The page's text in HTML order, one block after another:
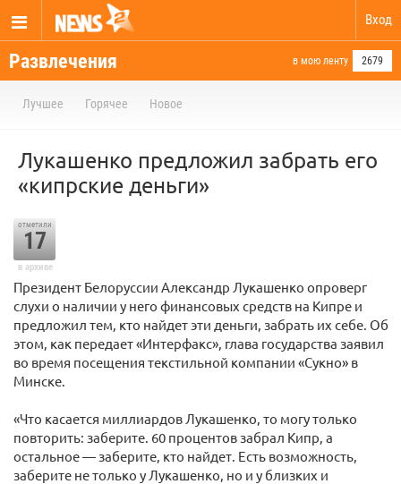
Вход
Развлечения в мою ленту 2679
Лучшее Горячее Новое
Лукашенко предложил забрать его
«кипрские деньги»
отметили
17
в архиве
Президент Белоруссии Александр Лукашенко опроверг
слухи о наличии у него финансовых средств на Кипре и
предложил тем, кто найдет эти деньги, забрать их себе. Об
этом, как передает «Интерфакс», глава государства заявил
во время посещения текстильной компании «Сукно» в
Минске.
«Что касается миллиардов Лукашенко, то могу только
повторить: заберите. 60 процентов забрал Кипр, а
остальное — заберите, кто найдет. Есть возможность,
заберите не только у Лукашенко, но и у близких и